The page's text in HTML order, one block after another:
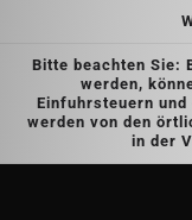
Bitte beachten Sie:
werden,
Einfuhrsteuern und
werden von den
in der